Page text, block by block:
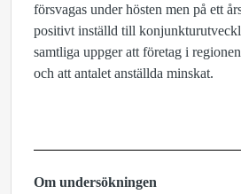
försvagas under hösten men på ett
positivt inställd till
samtliga uppger att företag i
och att antalet anställda minskat.
Om undersökningen